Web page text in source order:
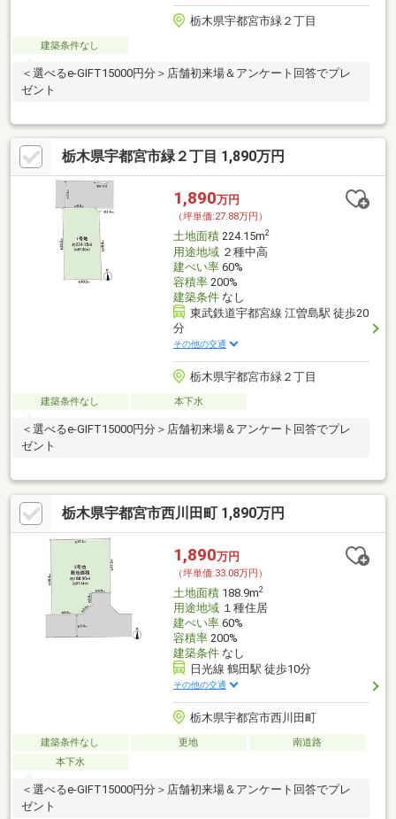
栃木県宇都宮市緑２丁目
建築条件なし
＜選べるe-GIFT15000円分＞店舗初来場＆アンケート回答でプレ
ゼント
栃木県宇都宮市緑２丁目 1,890万円
1,890万円
（坪単価:27.88万円）
土地面積224.15m2
用途地域２種中高
建ぺい率60%
容積率200%
建築条件なし
東武鉄道宇都宮線 江曽島駅 徒歩20
分
その他の交通
栃木県宇都宮市緑２丁目
建築条件なし 本下水
＜選べるe-GIFT15000円分＞店舗初来場＆アンケート回答でプレ
ゼント
栃木県宇都宮市西川田町 1,890万円
1,890万円
（坪単価:33.08万円）
土地面積188.9m2
用途地域１種住居
建ぺい率60%
容積率200%
建築条件なし
日光線 鶴田駅 徒歩10分
その他の交通
栃木県宇都宮市西川田町
建築条件なし 更地
南道路
本下水
＜選べるe-GIFT15000円分＞店舗初来場＆アンケート回答でプレ
ゼント